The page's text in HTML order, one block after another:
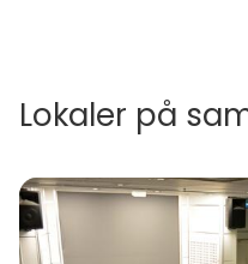
Lokaler på